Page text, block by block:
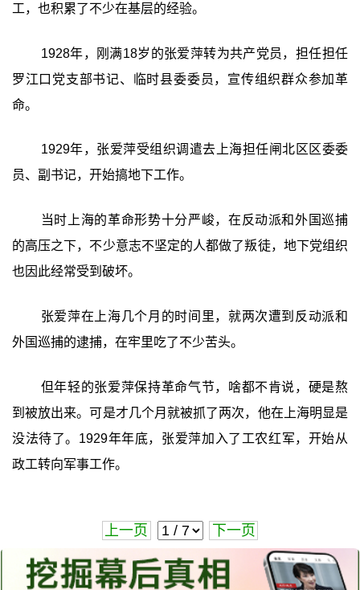
工，也积累了不少在基层的经验。
1928年，刚满18岁的张爱萍转为共产党员，担任担任
罗江口党支部书记、临时县委委员，宣传组织群众参加革
命。
1929年，张爱萍受组织调遣去上海担任闸北区区委委
员、副书记，开始搞地下工作。
当时上海的革命形势十分严峻，在反动派和外国巡捕
的高压之下，不少意志不坚定的人都做了叛徒，地下党组织
也因此经常受到破坏。
张爱萍在上海几个月的时间里，就两次遭到反动派和
外国巡捕的逮捕，在牢里吃了不少苦头。
但年轻的张爱萍保持革命气节，啥都不肯说，硬是熬
到被放出来。可是才几个月就被抓了两次，他在上海明显是
没法待了。1929年年底，张爱萍加入了工农红军，开始从
政工转向军事工作。
上一页 下一页